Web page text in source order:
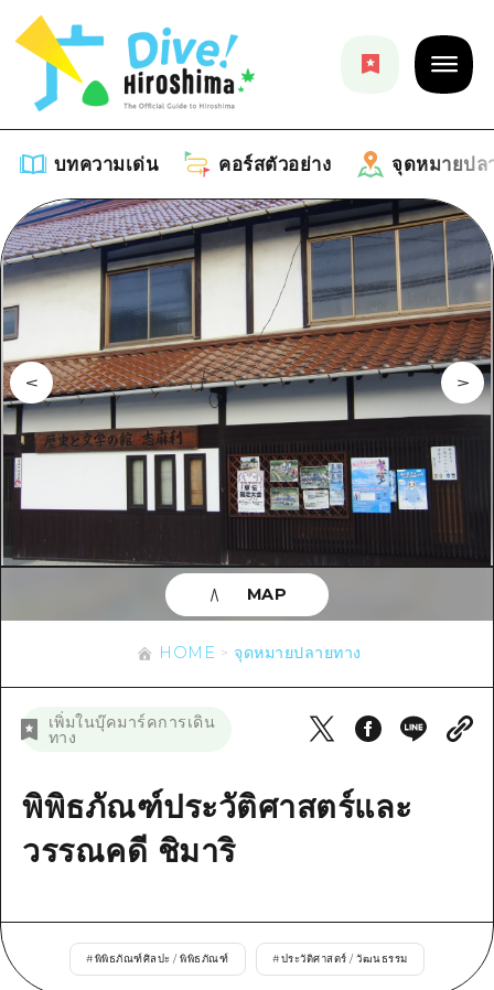
บทความเด่น คอร์สตัวอย่าง จุดหมายปล
บทความเด่น
รายการ
คำแนะนำ
ศิลปะ
งานอีเว้นท์ / เทศกาล
อาหารรสเลิศ / สุรา
ช้อปปิ้ง
กีฬา
สถานบันเทิงยามค่ำคืน
มาตรฐาน
ประวัติศาสตร์ / วัฒนธรรม
ธรรมชาติ
คอร์สตัวอย่าง
รายการ
คู่มือ Dive! Hiroshima
ฮิโรชิม่า โมชิ โมชิ ทราเวล
บริเวณรอบเมืองฮิโรชิม่า
บิงโก
บริเวณรอบๆ มิยาจิมะ
จุดหมายปลายทาง
รายการ
บริเวณรอบเมืองฮิโรชิม่า
บิงโก
บิโฮคุ
เกโฮคุ
จังหวัดเอฮิเมะ
ชิมาเนะ
อีเว้นท์
ข้อมูลตามฤดูกาล
ข้อมูลที่เป็นประโยชน์
รายการ
เข้าถึงเข้าถึง
สรุปการจราจรรอง
ตั๋วเที่ยวคุ้มค่าตั๋วเที่ยวคุ้มค่า
บริการรับฝากและจัดส่งสัมภาระ
TRAVELPAL International
ข่าว
HOME จุดหมายปลายทาง
เพิ่มในบุ๊คมาร์คการเดิน
ทาง
พิพิธภัณฑ์ประวัติศาสตร์และ
วรรณคดี ชิมาริ
#พิพิธภัณฑ์ศิลปะ / พิพิธภัณฑ์ #ประวัติศาสตร์ / วัฒนธรรม
MAP